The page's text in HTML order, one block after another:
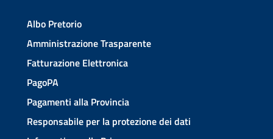
Albo Pretorio
Amministrazione Trasparente
Fatturazione Elettronica
PagoPA
Pagamenti alla Provincia
Responsabile per la protezione dei dati